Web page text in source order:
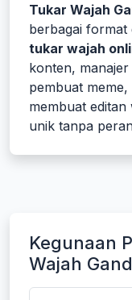
Tukar Wajah
berbagai format
tukar wajah
konten,
pembuat
membuat
unik tanpa
Kegunaan
Wajah